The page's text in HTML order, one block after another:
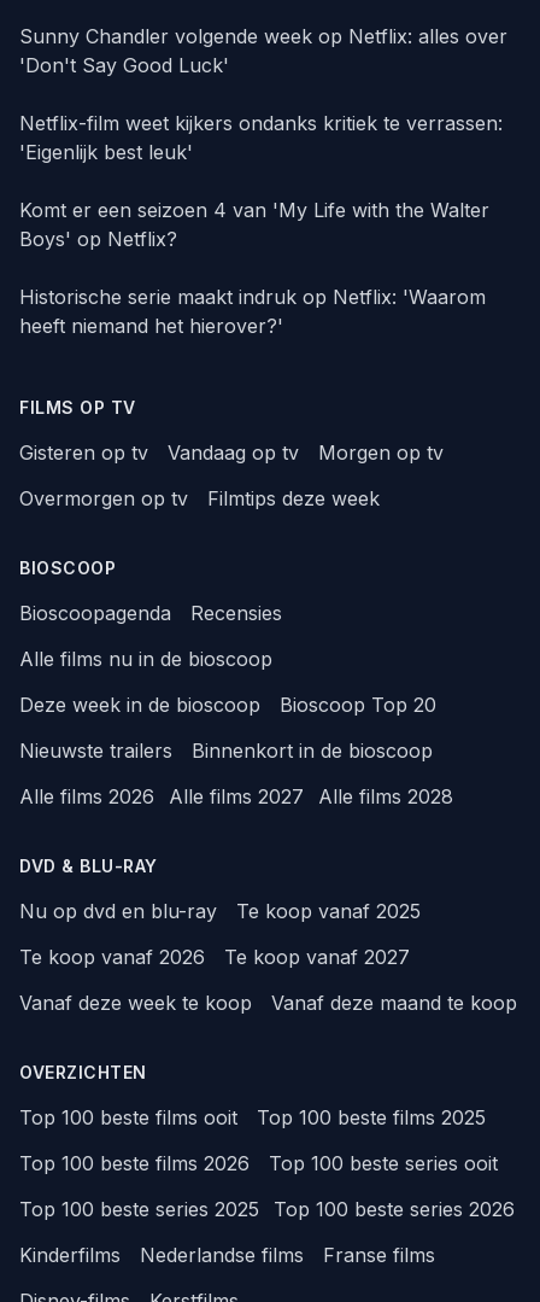
Sunny Chandler volgende week op Netflix: alles over
'Don't Say Good Luck'
Netflix-film weet kijkers ondanks kritiek te verrassen:
'Eigenlijk best leuk'
Komt er een seizoen 4 van 'My Life with the Walter
Boys' op Netflix?
Historische serie maakt indruk op Netflix: 'Waarom
heeft niemand het hierover?'
FILMS OP TV
Gisteren op tv Vandaag op tv
Morgen op tv
Overmorgen op tv
Filmtips deze week
BIOSCOOP
Bioscoopagenda
Recensies
Alle films nu in de bioscoop
Deze week in de bioscoop
Bioscoop Top 20
Nieuwste trailers
Binnenkort in de bioscoop
Alle films 2026
Alle films 2027 Alle films 2028
DVD & BLU-RAY
Nu op dvd en blu-ray
Te koop vanaf 2025
Te koop vanaf 2026
Te koop vanaf 2027
Vanaf deze week te koop
Vanaf deze maand te koop
OVERZICHTEN
Top 100 beste films ooit
Top 100 beste films 2025
Top 100 beste films 2026
Top 100 beste series ooit
Top 100 beste series 2025
Top 100 beste series 2026
Kinderfilms
Nederlandse films
Franse films